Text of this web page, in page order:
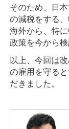
そのため、日
の減税をする
海外から、特
政策を今から
以上、今回は
の雇用を守る
だきました。